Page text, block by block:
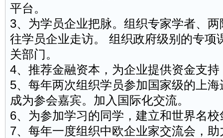
平台。
3、为学员企业把脉。组织专家学者、
往学员企业走访。 组织政府级别的专项
关部门。
4、推荐金融资本，为企业提供资金支
5、每年两次组织学员参加国家级的上
成为参会嘉宾。加入国际化交流。
6、为参加学习的同学，建立和世界名
7、每年一度组织中欧企业家交流会，